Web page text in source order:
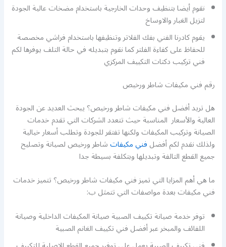
نقوم أيضا بتنظيف وحدات الخارجية باستخدام مضخات عالية الجودة
لتزيل الغبار والاوساخ
يقوم كادرنا الفني بفك الفلاتر وتنظيفها باستخدام فراشي مخصصة
للحفاظ على كفاءة الفلتر كما نقوم بتبديله في حالة التلف يوفرها لكم
فني تركيب دكتات التكييف المركزي
رقم فني مكيفات شاطر ورخيص
هل تريد أفضل فني مكيفات شاطر ورخيص؟ يبحث العديد عن الجودة
العالية والأسعار المناسبة حيث تتعدد الشركات التي تقدم خدمات
الصيانة وتركيب المكيفات ولكنها تفتقر للجودة وتطلب أسعار خيالية
ولذلك نقدم لكم أفضلفني مكيفاتشاطر ورخيص لصيانة وتصليح
جميع القطع التالفة وتبديلها وبتكلفة بسيطة جدا
ما هي أهم المزايا التي تميز فني مكيفات شاطر ورخيص؟ تتميز خدمات
فني مكيفات بعدة مواصفات التي تتمثل ب:
توفر خدمة صيانة تكييف الصبية صيانة المكيفات الداخلية وصيانة
اللفائف والمبخر عبر أفضل فني تكييف الغانم الصبية